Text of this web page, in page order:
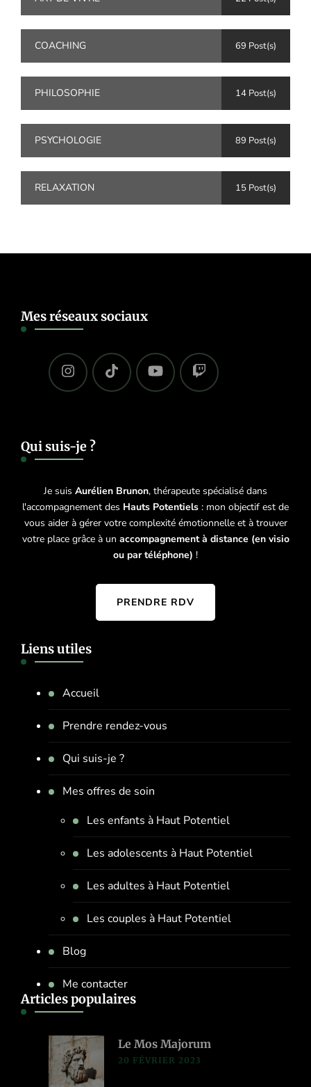
COACHING 69 Post(s)
PHILOSOPHIE 14 Post(s)
PSYCHOLOGIE 89 Post(s)
RELAXATION 15 Post(s)
Mes réseaux sociaux
Qui suis-je ?
Je suis Aurélien Brunon, thérapeute spécialisé dans
l'accompagnement des Hauts Potentiels : mon objectif est de
vous aider à gérer votre complexité émotionnelle et à trouver
votre place grâce à un accompagnement à distance (en visio
ou par téléphone) !
PRENDRE RDV
Liens utiles
Accueil
Prendre rendez-vous
Qui suis-je ?
Mes offres de soin
Les enfants à Haut Potentiel
Les adolescents à Haut Potentiel
Les adultes à Haut Potentiel
Les couples à Haut Potentiel
Blog
Me contacter
Articles populaires
Le Mos Majorum
20 FÉVRIER 2023